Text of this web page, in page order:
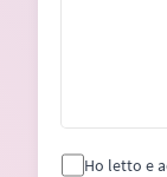
Ho letto e